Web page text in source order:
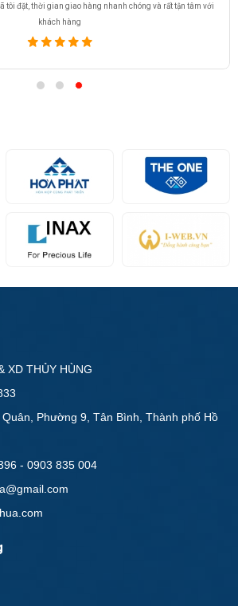
tôi đặt, thời gian giao hàng nhanh chóng và rất tận tâm với
khách hàng
XD THỦY HÙNG
Phường 9, Tân Bình, Thành phố Hồ
- 0903 835 004